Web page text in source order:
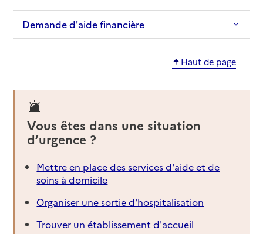
Demande d'aide financière
Haut de page
Vous êtes dans une situation
d’urgence ?
Mettre en place des services d'aide et de
soins à domicile
Organiser une sortie d'hospitalisation
Trouver un établissement d'accueil